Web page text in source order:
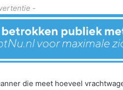
-
die meet hoeveel